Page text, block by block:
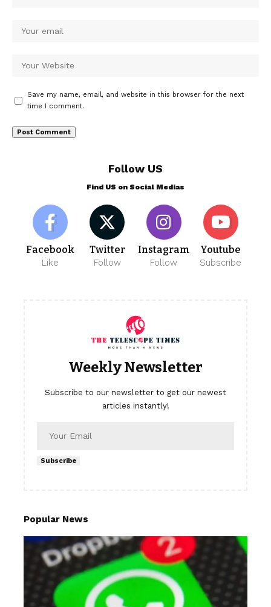
Save my name, email, and website in this browser for the next
time I comment.
Follow US
Find US on Social Medias
Facebook
Like
Twitter
Follow
Instagram
Follow
Youtube
Subscribe
Weekly Newsletter
Subscribe to our newsletter to get our newest
articles instantly!
Subscribe
Popular News